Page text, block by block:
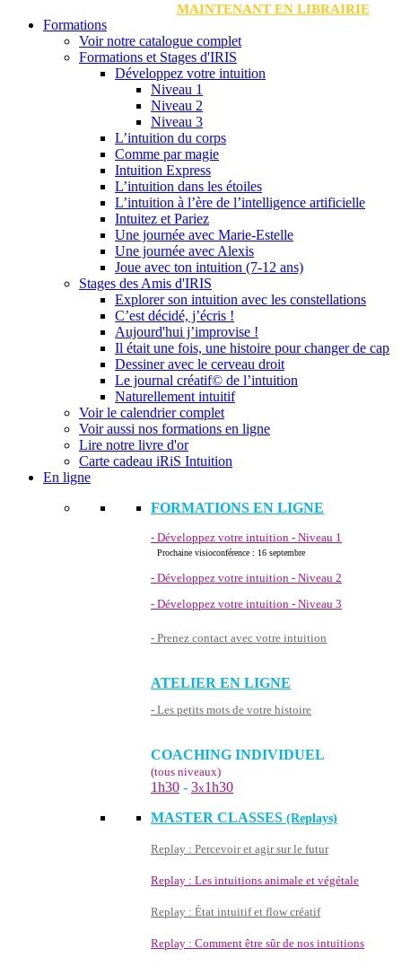
MAINTENANT EN LIBRAIRIE
Formations
Voir notre catalogue complet
Formations et Stages d'IRIS
Développez votre intuition
Niveau 1
Niveau 2
Niveau 3
L’intuition du corps
Comme par magie
Intuition Express
L’intuition dans les étoiles
L’intuition à l’ère de l’intelligence artificielle
Intuitez et Pariez
Une journée avec Marie-Estelle
Une journée avec Alexis
Joue avec ton intuition (7-12 ans)
Stages des Amis d'IRIS
Explorer son intuition avec les constellations
C’est décidé, j’écris !
Aujourd'hui j’improvise !
Il était une fois, une histoire pour changer de cap
Dessiner avec le cerveau droit
Le journal créatif© de l’intuition
Naturellement intuitif
Voir le calendrier complet
Voir aussi nos formations en ligne
Lire notre livre d'or
Carte cadeau iRiS Intuition
En ligne
FORMATIONS EN LIGNE
- Développez votre intuition - Niveau 1
Prochaine visioconférence : 16 septembre
- Développez votre intuition - Niveau 2
- Développez votre intuition - Niveau 3
- Prenez contact avec votre intuition
ATELIER EN LIGNE
- Les petits mots de votre histoire
COACHING INDIVIDUEL
(tous niveaux)
1h30 - 3x1h30
MASTER CLASSES (Replays)
Replay : Percevoir et agir sur le futur
Replay : Les intuitions animale et végétale
Replay : État intuitif et flow créatif
Replay : Comment être sûr de nos intuitions